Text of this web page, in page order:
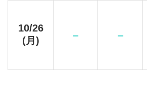
10/26
(月)
－ －